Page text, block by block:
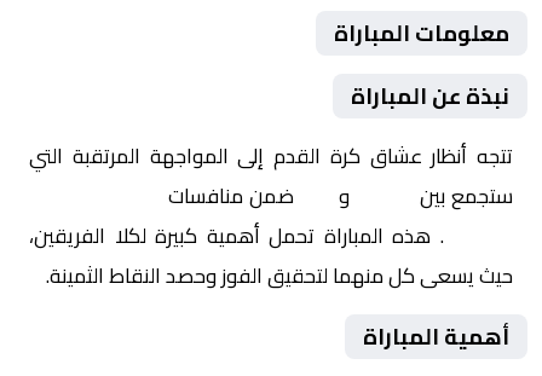
معلومات المباراة
نبذة عن المباراة
تتجه أنظار عشاق كرة القدم إلى المواجهة المرتقبة التي
ستجمع بين
و ضمن منافسات
. هذه المباراة تحمل أهمية كبيرة لكلا الفريقين،
حيث يسعى كل منهما لتحقيق الفوز وحصد النقاط الثمينة.
أهمية المباراة